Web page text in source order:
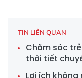
TIN LIÊN QUAN
Chăm sóc
thời tiết